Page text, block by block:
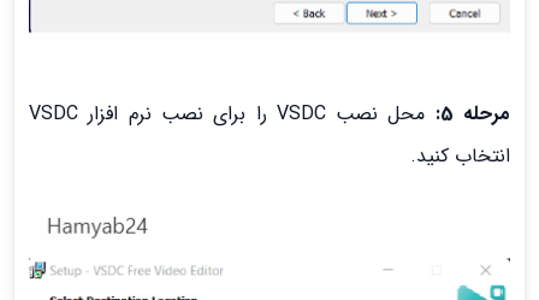
مرحله 5:
محل نصب VSDC را برای نصب نرم افزار VSDC
انتخاب کنید.